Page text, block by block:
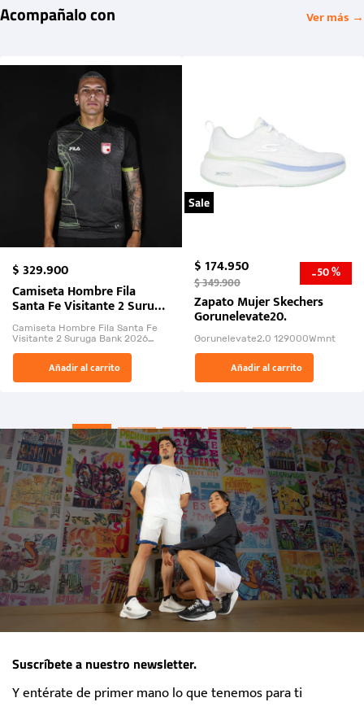
Acompañalo con Ver más →
$329.900
Camiseta Hombre Fila
Santa Fe Visitante 2 Suruga
Bank 2026
Camiseta Hombre Fila Santa Fe
Visitante 2 Suruga Bank 2026
El Rugido del Sol Naciente:
“Primeros para la Et...
Añadir al carrito
Sale
$174.950
$349.900 -50 %
Zapato Mujer Skechers
Gorunelevate20.
Gorunelevate2.0 129000Wmnt
Añadir al carrito
Suscríbete a nuestro newsletter.
Y entérate de primer mano lo que tenemos para ti